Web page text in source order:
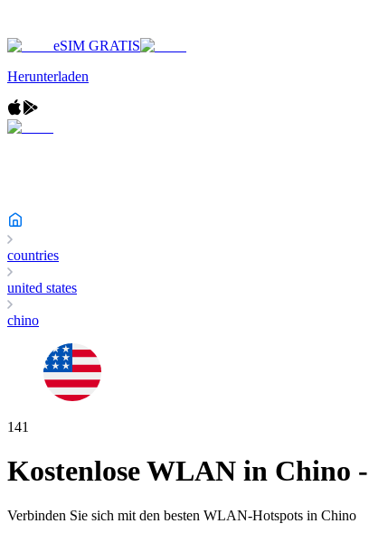
eSIM GRATIS
Herunterladen
countries
united states
chino
141
Kostenlose WLAN in Chino -
Verbinden Sie sich mit den besten WLAN-Hotspots in Chino